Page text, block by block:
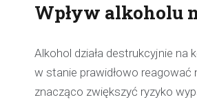
Wpływ alkoholu
Alkohol działa destrukcyjnie
w stanie prawidłowo reagować
znacząco zwiększyć ryzyko